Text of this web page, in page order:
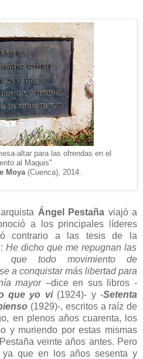
altar para las ofrendas en el
al Maquis"
Moya (Cuenca), 2014.
Ángel Pestaña viajó a
a los principales líderes
contrario a las tesis de la
He dicho que me repugnan las
que todo movimiento de
a conquistar más libertad para
mayor–dice en sus libros -
que yo vi(1924)- y -Setenta
(1929)-, escritos a raíz de
en plenos años cuarenta, los
y muriendo por estas mismas
veinte años antes. Pero
ya que en los años sesenta y